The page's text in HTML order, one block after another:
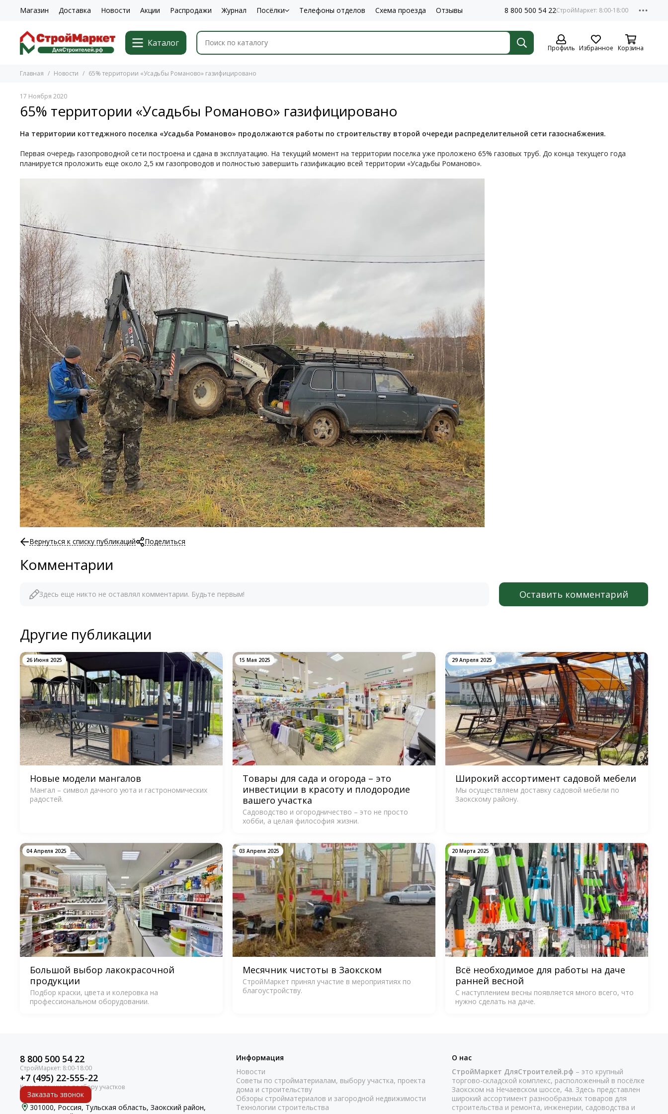
Магазин Доставка Новости Акции Распродажи Журнал Посёлки Телефоны отделов Схема проезда Отзывы 8 800 500 54 22
Каталог Профиль Избранное Корзина
Главная Новости 65% территории «Усадьбы Романово» газифицировано
17 Ноября 2020
65% территории «Усадьбы Романово» газифицировано
На территории коттеджного поселка «Усадьба Романово» продолжаются работы по строительству второй очереди распределительной сети газоснабжения.
Первая очередь газопроводной сети построена и сдана в эксплуатацию. На текущий момент на территории поселка уже проложено 65% газовых труб. До конца текущего года
планируется проложить еще около 2,5 км газопроводов и полностью завершить газификацию всей территории «Усадьбы Романово».
Вернуться к списку публикаций Поделиться
Комментарии
Здесь еще никто не оставлял комментарии. Будьте первым! Оставить комментарий
Другие публикации
26 Июня 2025
Новые модели мангалов
Мангал – символ дачного уюта и гастрономических
радостей.
15 Мая 2025
Товары для сада и огорода – это
инвестиции в красоту и плодородие
вашего участка
Садоводство и огородничество – это не просто
хобби, а целая философия жизни.
29 Апреля 2025
Широкий ассортимент садовой мебели
Мы осуществляем доставку садовой мебели по
Заокскому району.
04 Апреля 2025
Большой выбор лакокрасочной
продукции
Подбор краски, цвета и колеровка на
профессиональном оборудовании.
03 Апреля 2025
Месячник чистоты в Заокском
СтройМаркет принял участие в мероприятиях по
благоустройству.
20 Марта 2025
Всё необходимое для работы на даче
ранней весной
С наступлением весны появляется много всего, что
нужно сделать на даче.
8 800 500 54 22
+7 (495) 22-555-22
Заказать звонок
301000, Россия, Тульская область, Заокский район,
Информация
Новости
Советы по стройматериалам, выбору участка, проекта
дома и строительству
Обзоры стройматериалов и загородной недвижимости
Технологии строительства
О нас
СтройМаркет ДляСтроителей.рф – это крупный
торгово-складской комплекс, расположенный в посёлке
Заокском на Нечаевском шоссе, 4а. Здесь представлен
широкий ассортимент разнообразных товаров для
строительства и ремонта, инженерии, садоводства и